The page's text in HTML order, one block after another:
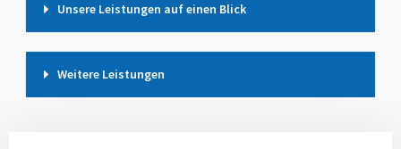
Unsere Leistungen auf einen Blick
Weitere Leistungen